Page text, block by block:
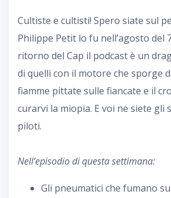
Cultiste e cultisti! Spero siate sul
Philippe Petit lo fu nell’agosto del
ritorno del Cap il podcast è un
di quelli con il motore che sporge
fiamme pittate sulle fiancate e il
curarvi la miopia. E voi ne siete gli
piloti.
Nell’episodio di questa settimana:
Gli pneumatici che fumano